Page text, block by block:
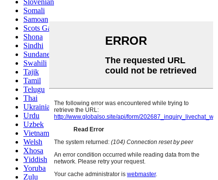
Slovenian
Somali
Samoan
Scots Gaelic
Shona
Sindhi
Sundanese
Swahili
Tajik
Tamil
Telugu
Thai
Ukrainian
Urdu
Uzbek
Vietnamese
Welsh
Xhosa
Yiddish
Yoruba
Zulu